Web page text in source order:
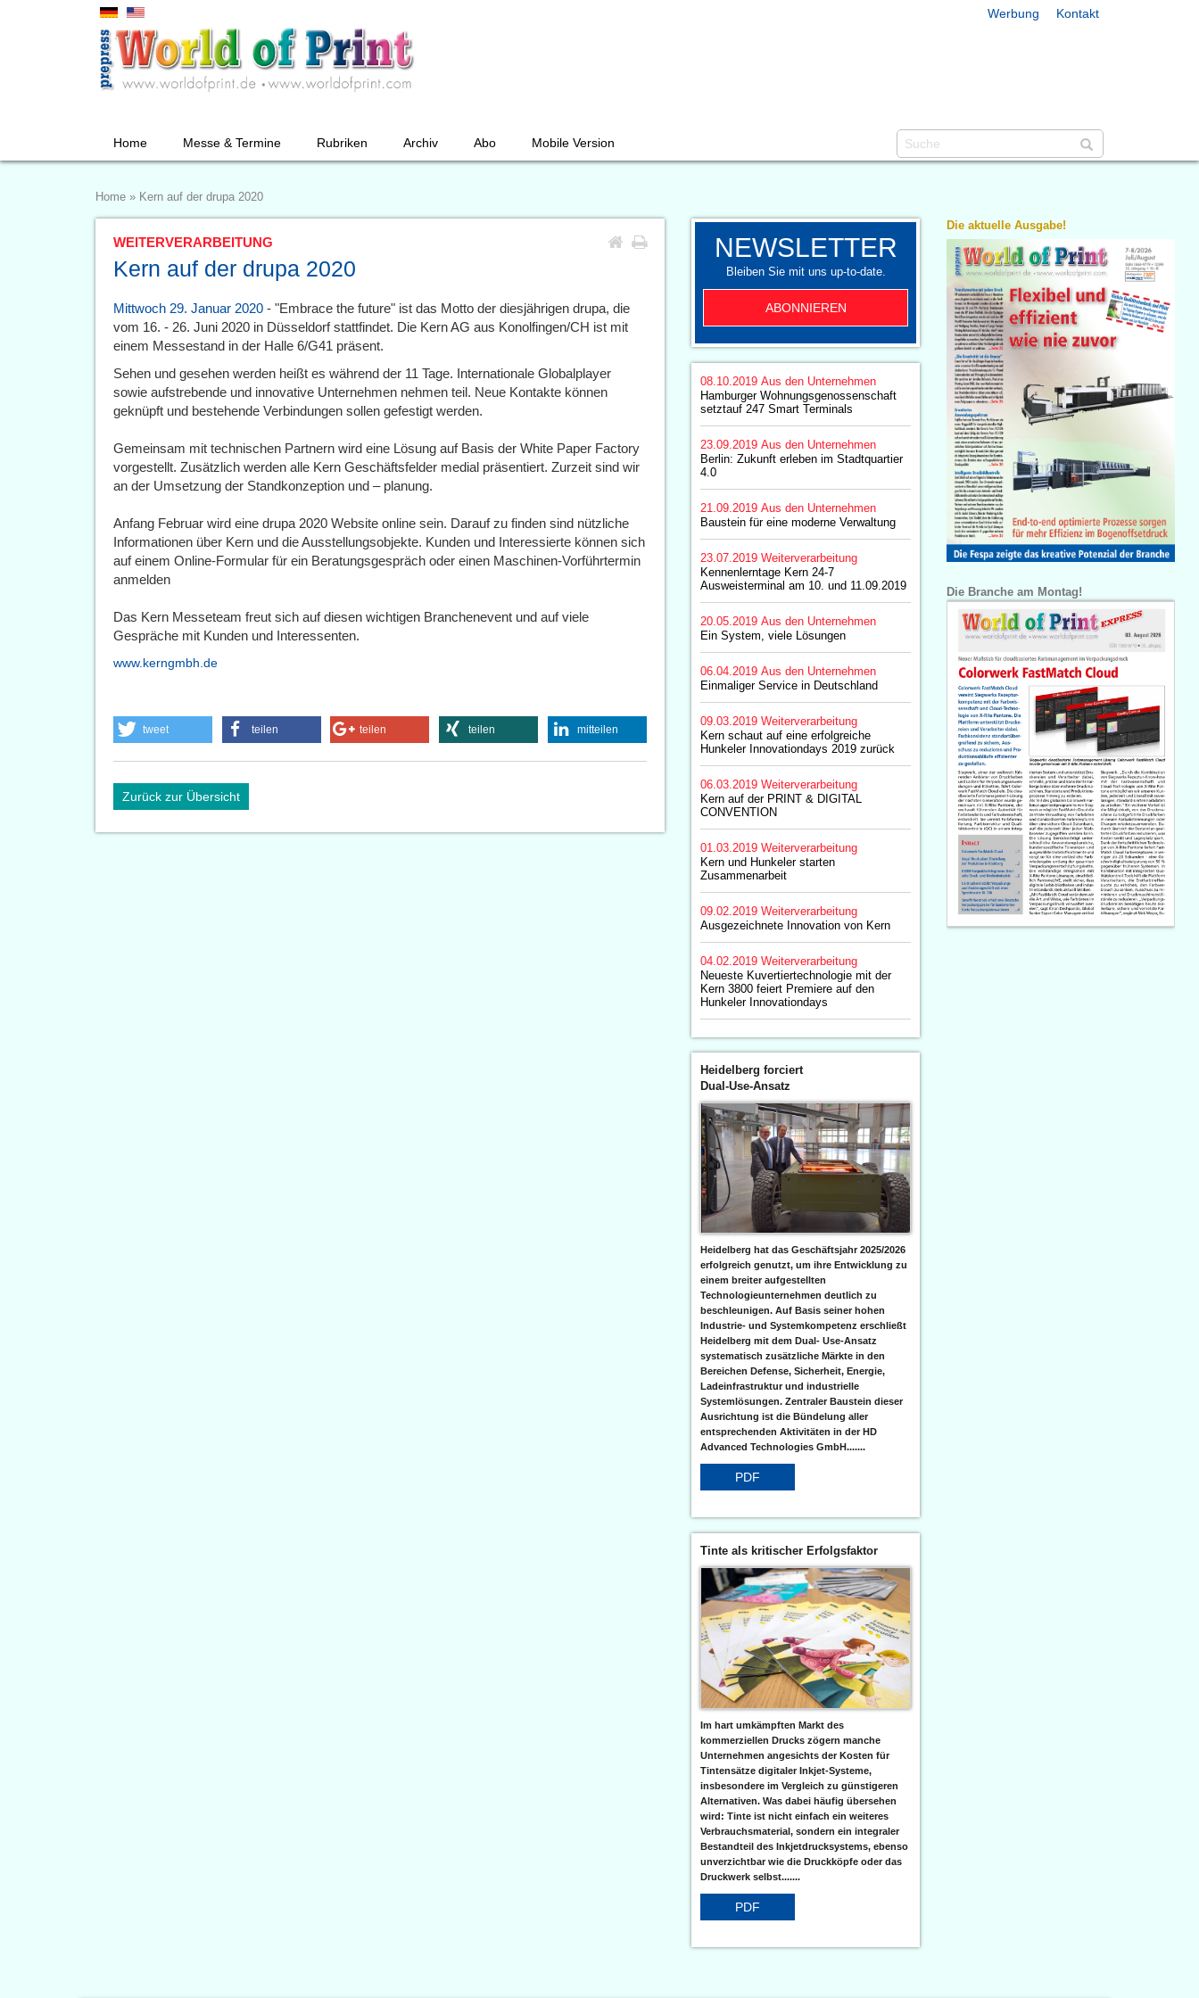
Werbung Kontakt
Home Messe & Termine Rubriken Archiv Abo Mobile Version
Home » Kern auf der drupa 2020
WEITERVERARBEITUNG
Kern auf der drupa 2020
Mittwoch 29. Januar 2020 - "Embrace the future" ist das Motto der diesjährigen drupa, die
vom 16. - 26. Juni 2020 in Düsseldorf stattfindet. Die Kern AG aus Konolfingen/CH ist mit
einem Messestand in der Halle 6/G41 präsent.
Sehen und gesehen werden heißt es während der 11 Tage. Internationale Globalplayer
sowie aufstrebende und innovative Unternehmen nehmen teil. Neue Kontakte können
geknüpft und bestehende Verbindungen sollen gefestigt werden.
Gemeinsam mit technischen Partnern wird eine Lösung auf Basis der White Paper Factory
vorgestellt. Zusätzlich werden alle Kern Geschäftsfelder medial präsentiert. Zurzeit sind wir
an der Umsetzung der Standkonzeption und – planung.
Anfang Februar wird eine drupa 2020 Website online sein. Darauf zu finden sind nützliche
Informationen über Kern und die Ausstellungsobjekte. Kunden und Interessierte können sich
auf einem Online-Formular für ein Beratungsgespräch oder einen Maschinen-Vorführtermin
anmelden
Das Kern Messeteam freut sich auf diesen wichtigen Branchenevent und auf viele
Gespräche mit Kunden und Interessenten.
www.kerngmbh.de
tweet teilen teilen teilen mitteilen
Zurück zur Übersicht
NEWSLETTER
Bleiben Sie mit uns up-to-date.
ABONNIEREN
08.10.2019 Aus den Unternehmen
Hamburger Wohnungsgenossenschaft
setztauf 247 Smart Terminals
23.09.2019 Aus den Unternehmen
Berlin: Zukunft erleben im Stadtquartier
4.0
21.09.2019 Aus den Unternehmen
Baustein für eine moderne Verwaltung
23.07.2019 Weiterverarbeitung
Kennenlerntage Kern 24-7
Ausweisterminal am 10. und 11.09.2019
20.05.2019 Aus den Unternehmen
Ein System, viele Lösungen
06.04.2019 Aus den Unternehmen
Einmaliger Service in Deutschland
09.03.2019 Weiterverarbeitung
Kern schaut auf eine erfolgreiche
Hunkeler Innovationdays 2019 zurück
06.03.2019 Weiterverarbeitung
Kern auf der PRINT & DIGITAL
CONVENTION
01.03.2019 Weiterverarbeitung
Kern und Hunkeler starten
Zusammenarbeit
09.02.2019 Weiterverarbeitung
Ausgezeichnete Innovation von Kern
04.02.2019 Weiterverarbeitung
Neueste Kuvertiertechnologie mit der
Kern 3800 feiert Premiere auf den
Hunkeler Innovationdays
Heidelberg forciert
Dual-Use-Ansatz
Heidelberg hat das Geschäftsjahr 2025/2026
erfolgreich genutzt, um ihre Entwicklung zu
einem breiter aufgestellten
Technologieunternehmen deutlich zu
beschleunigen. Auf Basis seiner hohen
Industrie- und Systemkompetenz erschließt
Heidelberg mit dem Dual- Use-Ansatz
systematisch zusätzliche Märkte in den
Bereichen Defense, Sicherheit, Energie,
Ladeinfrastruktur und industrielle
Systemlösungen. Zentraler Baustein dieser
Ausrichtung ist die Bündelung aller
entsprechenden Aktivitäten in der HD
Advanced Technologies GmbH.......
PDF
Tinte als kritischer Erfolgsfaktor
Im hart umkämpften Markt des
kommerziellen Drucks zögern manche
Unternehmen angesichts der Kosten für
Tintensätze digitaler Inkjet-Systeme,
insbesondere im Vergleich zu günstigeren
Alternativen. Was dabei häufig übersehen
wird: Tinte ist nicht einfach ein weiteres
Verbrauchsmaterial, sondern ein integraler
Bestandteil des Inkjetdrucksystems, ebenso
unverzichtbar wie die Druckköpfe oder das
Druckwerk selbst.......
PDF
Die aktuelle Ausgabe!
Die Branche am Montag!